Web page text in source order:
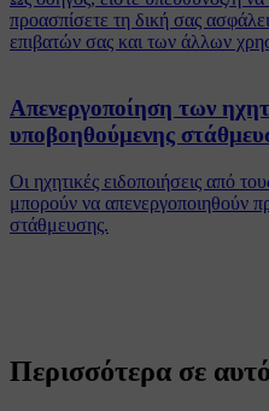
προασπίσετε τη δική σας
επιβατών σας και των άλλων
Απενεργοποίηση των
υποβοηθούμενης
Οι ηχητικές ειδοποιήσεις από
μπορούν να απενεργοποιηθούν
στάθμευσης.
Περισσότερα σε